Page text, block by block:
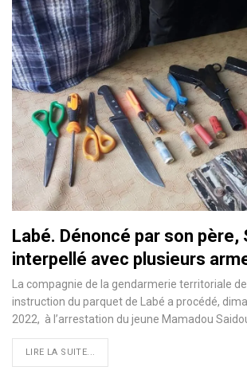
Labé. Dénoncé par son père,
interpellé avec plusieurs
La compagnie de la gendarmerie territoriale
instruction du parquet de Labé a procédé,
2022, à l’arrestation du jeune Mamadou
LIRE LA SUITE...